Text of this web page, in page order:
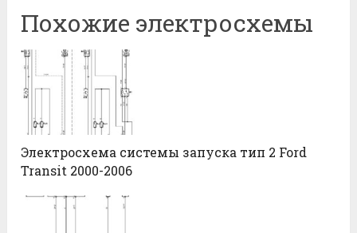
Похожие электросхемы
Электросхема системы запуска тип 2 Ford
Transit 2000-2006